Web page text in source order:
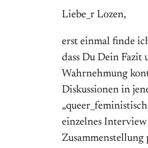
Liebe_r Lozen,
erst einmal finde
dass Du Dein Fazit
Wahrnehmung
Diskussionen in
einzelnes
Zusammenstellung